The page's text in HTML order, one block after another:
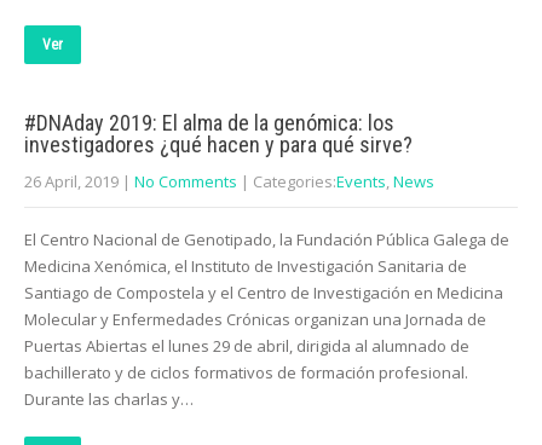
Ver
#DNAday 2019: El alma de la genómica: los
investigadores ¿qué hacen y para qué sirve?
26 April, 2019 | No Comments | Categories:Events,News
El Centro Nacional de Genotipado, la Fundación Pública Galega de
Medicina Xenómica, el Instituto de Investigación Sanitaria de
Santiago de Compostela y el Centro de Investigación en Medicina
Molecular y Enfermedades Crónicas organizan una Jornada de
Puertas Abiertas el lunes 29 de abril, dirigida al alumnado de
bachillerato y de ciclos formativos de formación profesional.
Durante las charlas y…